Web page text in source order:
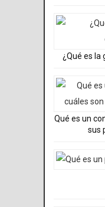
¿Qué es
Qué es un
sus